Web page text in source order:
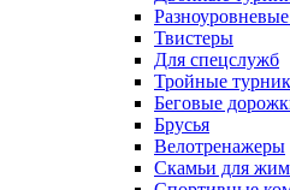
Твистеры
Для спецслужб
Тройные
Беговые
Брусья
Велотренажеры
Скамьи для